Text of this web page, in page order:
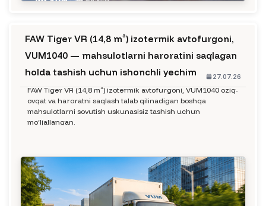
FAW Tiger VR (14,8 m³) izotermik avtofurgoni,
VUM1040 — mahsulotlarni haroratini saqlagan
holda tashish uchun ishonchli yechim
27.07.26
FAW Tiger VR (14,8 m³) izotermik avtofurgoni, VUM1040 oziq-
ovqat va haroratni saqlash talab qilinadigan boshqa
mahsulotlarni sovutish uskunasisiz tashish uchun
mo‘ljallangan.